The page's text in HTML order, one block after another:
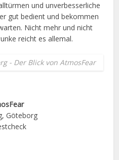
und unverbesserliche
gut bedient und bekommen
Nicht mehr und nicht
reicht es allemal.
- Der Blick von AtmosFear
Göteborg